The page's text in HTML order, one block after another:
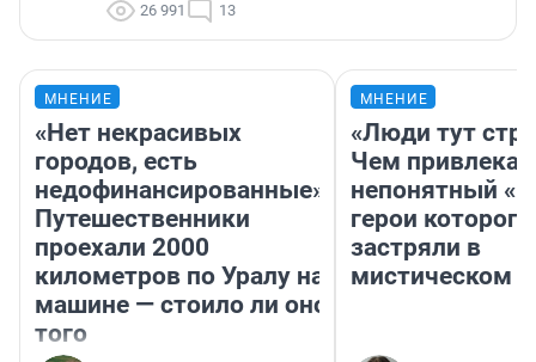
26 991 13
МНЕНИЕ
«Нет некрасивых
городов, есть
недофинансированные».
Путешественники
проехали 2000
километров по Уралу на
машине — стоило ли оно
того
МНЕНИЕ
«Люди тут
Чем
непонятный
герои которого
застряли в
мистическом